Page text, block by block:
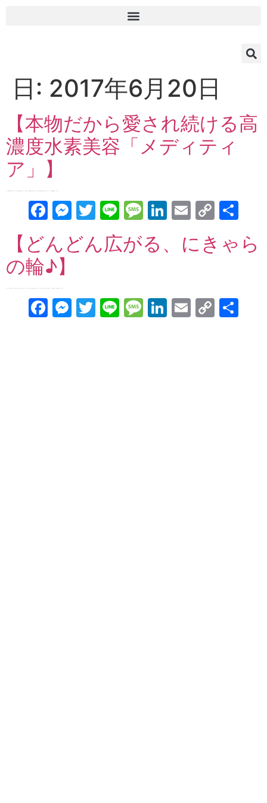
日: 2017年6月20日
【本物だから愛され続ける高
濃度水素美容「メディティ
ア」】
Facebook
Messenger
Twitter
LineMessage
LinkedIn
Email
Copy
【どんどん広がる、にきゃら
の輪♪】
Facebook
Messenger
Twitter
LineMessage
LinkedIn
Email
Copy